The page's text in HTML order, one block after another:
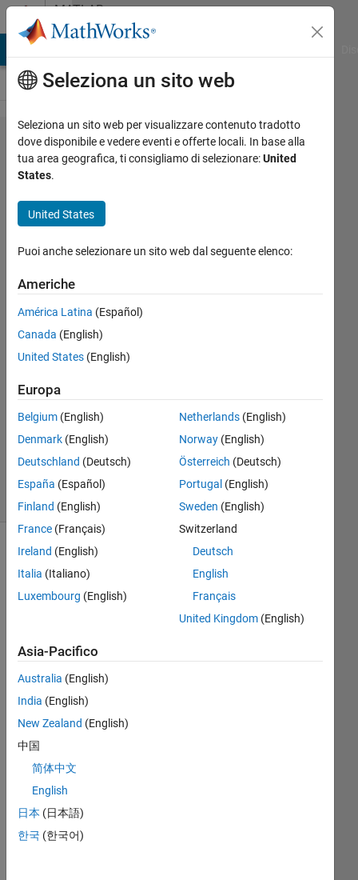
Vai al contenutoMATLAB
Answers
How can i
use two
while
command
Chaudhary
4 Giu
2022
Risposta
6 Giu 2022
12
Visualizzazioni
(30 giorni)
Mostra
commenti
meno
Ma
da
m
I
wro
this
co
mm
Seleziona un sito web
Seleziona un sito web per visualizzare contenuto tradotto
dove disponibile e vedere eventi e offerte locali. In base alla
tua area geografica, ti consigliamo di selezionare:United
States.
United States
Puoi anche selezionare un sito web dal seguente elenco:
Americhe
América Latina (Español)
Canada (English)
United States (English)
Europa
Belgium (English)
Denmark (English)
Deutschland (Deutsch)
España (Español)
Finland (English)
France (Français)
Ireland (English)
Italia (Italiano)
Luxembourg (English)
Netherlands(English)
Norway(English)
Österreich (Deutsch)
Portugal (English)
Sweden (English)
Switzerland
Deutsch
English
Français
United Kingdom(English)
Asia-Pacifico
Australia (English)
India (English)
New Zealand (English)
中国
简体中文
English
日本 (日本語)
한국 (한국어)